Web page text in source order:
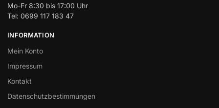
Mo-Fr 8:30 bis 17:00 Uhr
Tel: 0699 117 183 47
INFORMATION
Mein Konto
Impressum
Kontakt
Datenschutzbestimmungen